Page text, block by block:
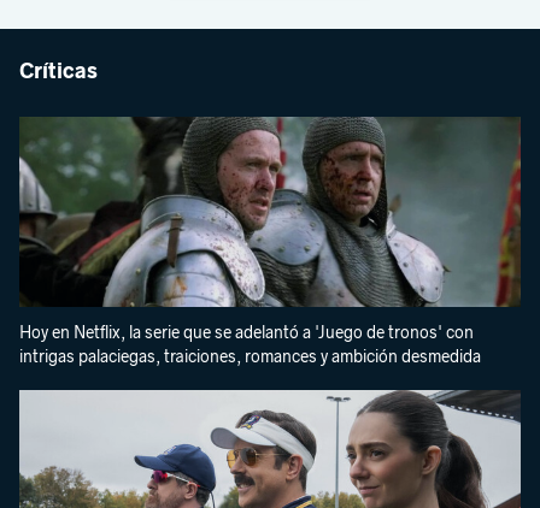
Críticas
Hoy en Netflix, la serie que se adelantó a 'Juego de tronos' con
intrigas palaciegas, traiciones, romances y ambición desmedida